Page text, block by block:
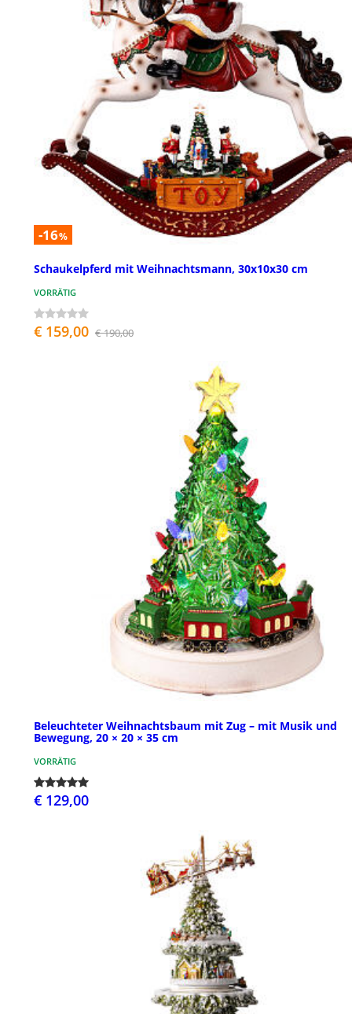
-16%
Schaukelpferd mit Weihnachtsmann, 30x10x30 cm
VORRÄTIG
€ 159,00 € 190,00
Beleuchteter Weihnachtsbaum mit Zug – mit Musik und
Bewegung, 20 × 20 × 35 cm
VORRÄTIG
€ 129,00